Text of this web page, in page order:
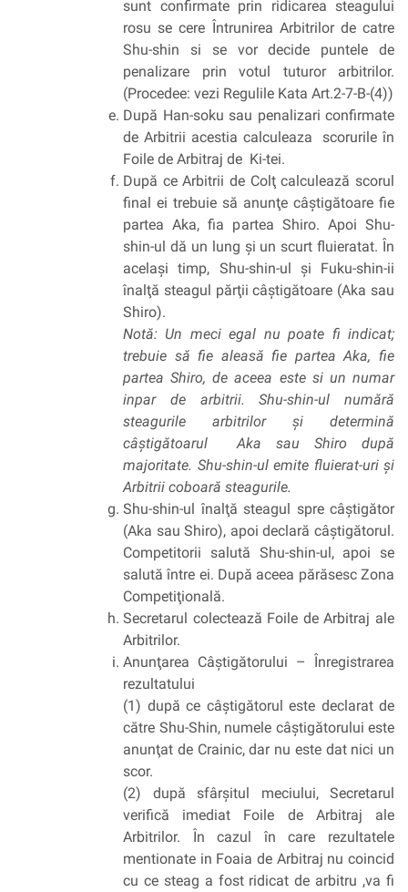
sunt confirmate prin ridicarea steagului
rosu se cere Întrunirea Arbitrilor de catre
Shu-shin si se vor decide puntele de
penalizare prin votul tuturor arbitrilor.
(Procedee: vezi Regulile Kata Art.2-7-B-(4))
După Han-soku sau penalizari confirmate
de Arbitrii acestia calculeaza scorurile în
Foile de Arbitraj de Ki-tei.
După ce Arbitrii de Colţ calculează scorul
final ei trebuie să anunţe câştigătoare fie
partea Aka, fia partea Shiro. Apoi Shu-
shin-ul dă un lung şi un scurt fluieratat. În
acelaşi timp, Shu-shin-ul şi Fuku-shin-ii
înalţă steagul părţii câştigătoare (Aka sau
Shiro).
Notă: Un meci egal nu poate fi indicat;
trebuie să fie aleasă fie partea Aka, fie
partea Shiro, de aceea este si un numar
inpar de arbitrii. Shu-shin-ul numără
steagurile arbitrilor şi determină
câştigătoarul Aka sau Shiro după
majoritate. Shu-shin-ul emite fluierat-uri şi
Arbitrii coboară steagurile.
Shu-shin-ul înalţă steagul spre câştigător
(Aka sau Shiro), apoi declară câştigătorul.
Competitorii salută Shu-shin-ul, apoi se
salută între ei. După aceea părăsesc Zona
Competiţională.
Secretarul colectează Foile de Arbitraj ale
Arbitrilor.
Anunţarea Câştigătorului – Înregistrarea
rezultatului
(1) după ce câştigătorul este declarat de
către Shu-Shin, numele câştigătorului este
anunţat de Crainic, dar nu este dat nici un
scor.
(2) după sfârşitul meciului, Secretarul
verifică imediat Foile de Arbitraj ale
Arbitrilor. În cazul în care rezultatele
mentionate in Foaia de Arbitraj nu coincid
cu ce steag a fost ridicat de arbitru ,va fi